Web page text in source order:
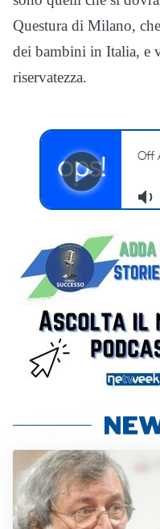
Questura di Milano,
dei bambini in Italia, e
riservatezza.